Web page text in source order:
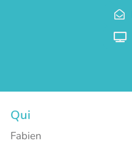
Qui
Fabien